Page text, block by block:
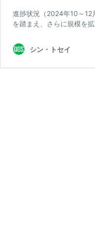
進捗状況（2024年10～12
を踏まえ、さらに規模を
シン・トセイ